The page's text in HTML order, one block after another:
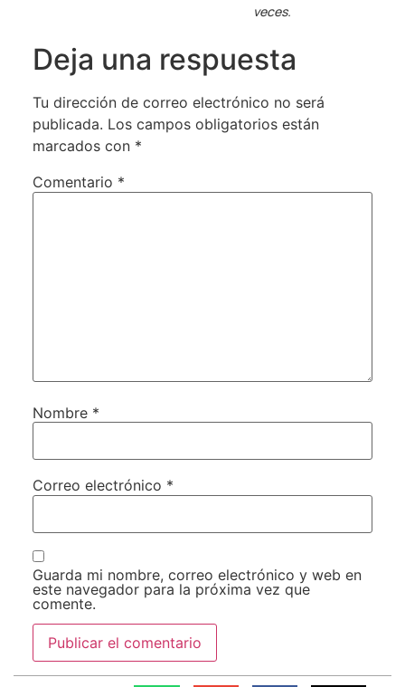
veces.
Deja una respuesta
Tu dirección de correo electrónico no será
publicada. Los campos obligatorios están
marcados con *
Comentario *
Nombre *
Correo electrónico *
Guarda mi nombre, correo electrónico y web en
este navegador para la próxima vez que
comente.